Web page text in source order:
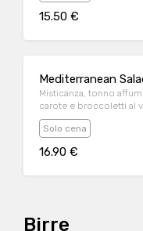
15.50 €
Mediterranean
Misticanza, tonno
carote e broccoletti al
Solo cena
16.90 €
Birre